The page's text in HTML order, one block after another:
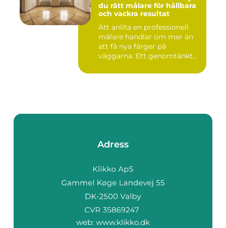
du rätt målare för hållbara
och vackra resultat
Att anlita en professionell
målare handlar om mer än
att få nya färger på
väggarna. Ett genomtänkt
Adress
web: www.klikko.dk